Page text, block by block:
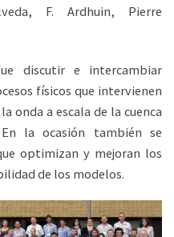
F. Ardhuin, Pierre
discutir e intercambiar
físicos que intervienen
onda a escala de la cuenca
la ocasión también se
optimizan y mejoran los
de los modelos.